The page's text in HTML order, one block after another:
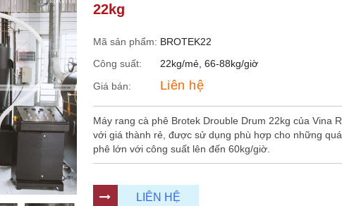
22kg
Mã sản phẩm: BROTEK22
Công suất:
22kg/mẻ, 66-88kg/giờ
Giá bán:
Liên hệ
Máy rang cà phê Brotek Drouble Drum 22kg của Vina
với giá thành rẻ, được sử dụng phù hợp cho những
phê lớn với công suất lên đến 60kg/giờ.
LIÊN HỆ